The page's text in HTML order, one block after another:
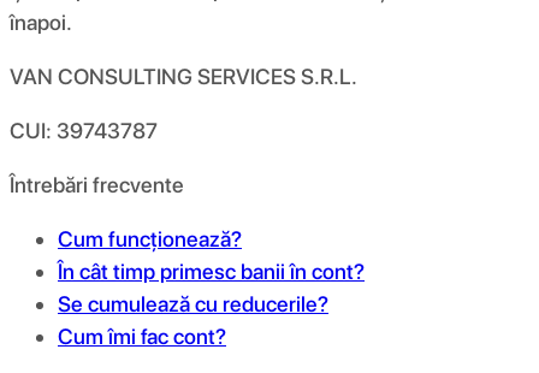
înapoi.
VAN CONSULTING SERVICES S.R.L.
CUI: 39743787
Întrebări frecvente
Cum funcționează?
În cât timp primesc banii în cont?
Se cumulează cu reducerile?
Cum îmi fac cont?